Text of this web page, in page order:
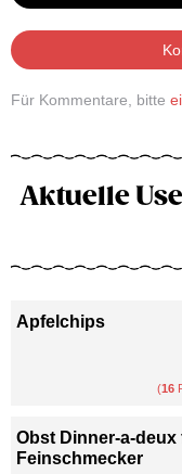
Für Kommentare, bitte
Aktuelle
Apfelchips
(16
Obst Dinner-a-deux
Feinschmecker